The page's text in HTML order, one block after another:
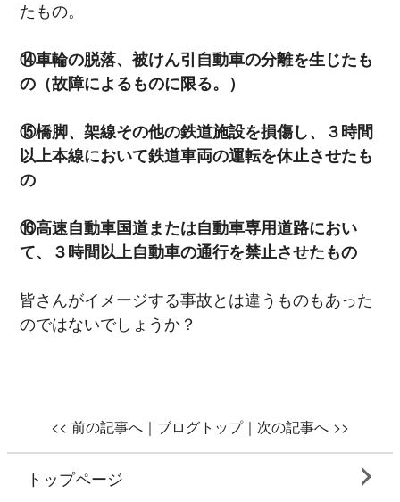
たもの。
⑭車輪の脱落、被けん引自動車の分離を生じたも
の（故障によるものに限る。）
⑮橋脚、架線その他の鉄道施設を損傷し、３時間
以上本線において鉄道車両の運転を休止させたも
の
⑯高速自動車国道または自動車専用道路におい
て、３時間以上自動車の通行を禁止させたもの
皆さんがイメージする事故とは違うものもあった
のではないでしょうか？
<< 前の記事へ｜ ブログトップ｜次の記事へ >>
トップページ